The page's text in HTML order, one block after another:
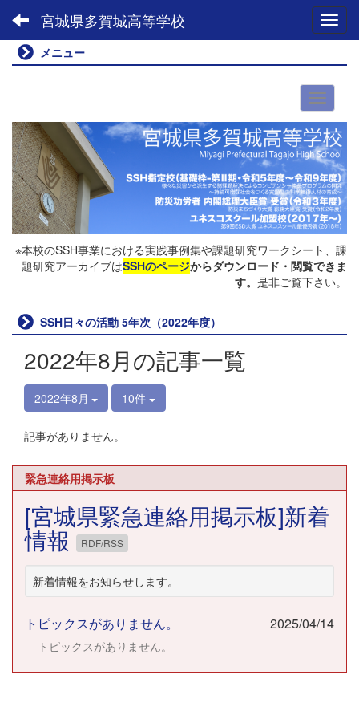
宮城県多賀城高等学校
メニュー
※本校のSSH事業における実践事例集や課題研究ワークシート、課
題研究アーカイブはSSHのページからダウンロード・閲覧できま
す。 是非ご覧下さい。
SSH日々の活動 5年次（2022年度）
2022年8月の記事一覧
2022年8月 10件
記事がありません。
緊急連絡用掲示板
[宮城県緊急連絡用掲示板]新着
情報 RDF/RSS
新着情報をお知らせします。
トピックスがありません。 2025/04/14
トピックスがありません。